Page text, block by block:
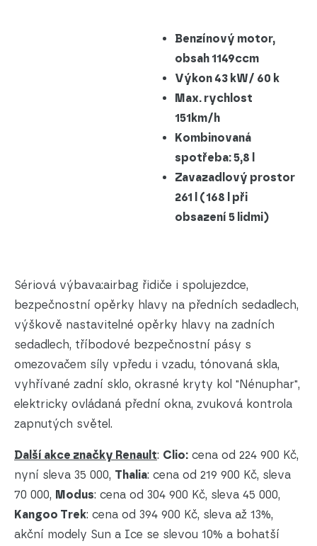
Benzínový motor,
obsah 1149ccm
Výkon 43 kW/ 60 k
Max. rychlost
151km/h
Kombinovaná
spotřeba: 5,8 l
Zavazadlový prostor
261 l (168 l při
obsazení 5 lidmi)
Sériová výbava:airbag řidiče i spolujezdce,
bezpečnostní opěrky hlavy na předních sedadlech,
výškově nastavitelné opěrky hlavy na zadních
sedadlech, tříbodové bezpečnostní pásy s
omezovačem síly vpředu i vzadu, tónovaná skla,
vyhřívané zadní sklo, okrasné kryty kol "Nénuphar",
elektricky ovládaná přední okna, zvuková kontrola
zapnutých světel.
Další akce značky Renault: Clio: cena od 224 900 Kč,
nyní sleva 35 000, Thalia: cena od 219 900 Kč, sleva
70 000, Modus: cena od 304 900 Kč, sleva 45 000,
Kangoo Trek: cena od 394 900 Kč, sleva až 13%,
akční modely Sun a Ice se slevou 10% a bohatší